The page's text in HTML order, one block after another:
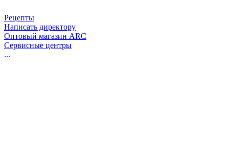
Рецепты
Написать директору
Оптовый магазин ARC
Сервисные центры
...